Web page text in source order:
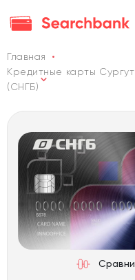
Главная
Кредитные карты
(СНГБ)